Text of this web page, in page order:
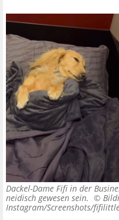
Dackel-Dame Fifi in der
neidisch gewesen sein. ©
Instagram/Screenshots/